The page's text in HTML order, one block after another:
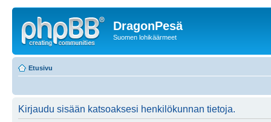
DragonPesä
Suomen lohikäärmeet
Etusivu
Kirjaudu sisään katsoaksesi henkilökunnan tietoja.